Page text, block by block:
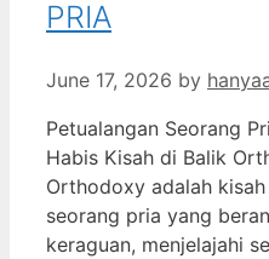
PRIA
June 17, 2026 by
Petualangan Seorang
Habis Kisah di Balik
Orthodoxy adalah
seorang pria yang
keraguan, menjelajahi